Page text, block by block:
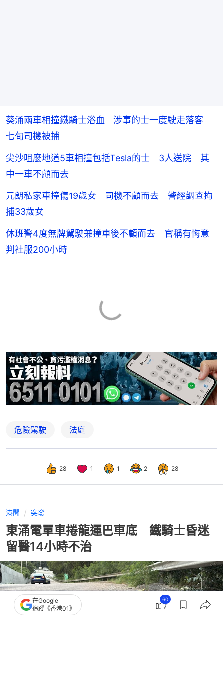
葵涌兩車相撞鐵騎士浴血 涉事的士一度駛走落客
七旬司機被捕
尖沙咀麼地道5車相撞包括Tesla的士 3人送院 其
中一車不顧而去
元朗私家車撞傷19歲女 司機不顧而去 警經調查拘
捕33歲女
休班警4度無牌駕駛兼撞車後不顧而去 官稱有悔意
判社服200小時
危險駕駛 法庭
28 1 1 2 28
港聞 突發
東涌電單車捲龍運巴車底 鐵騎士昏迷
留醫14小時不治
在Google
追蹤《香港01》
60